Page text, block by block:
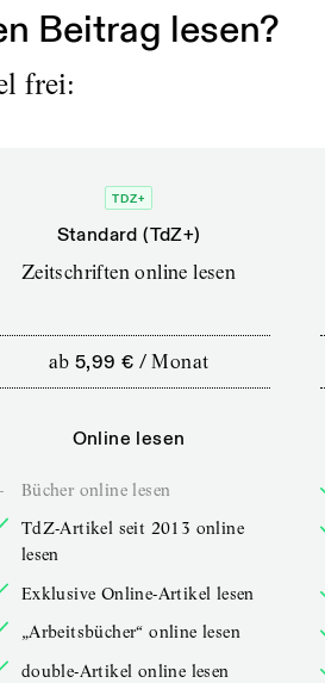
Beitrag lesen?
frei:
TDZ+
Standard (TdZ+)
Zeitschriften online lesen
ab 5,99 € /Monat
Online lesen
Bücher online lesen
TdZ-Artikel seit 2013 online
lesen
Exklusive Online-Artikel lesen
„Arbeitsbücher“ online lesen
double-Artikel online lesen